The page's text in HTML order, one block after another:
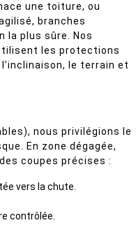
une toiture, ou
branches
la plus sûre. Nos
les protections
le terrain et
nous privilégions le
En zone dégagée,
coupes précises :
vers la chute.
contrôlée.